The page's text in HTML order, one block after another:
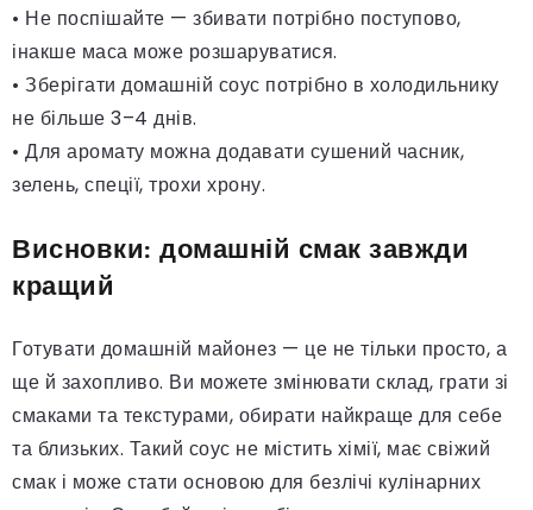
• Не поспішайте — збивати потрібно поступово,
інакше маса може розшаруватися.
• Зберігати домашній соус потрібно в холодильнику
не більше 3–4 днів.
• Для аромату можна додавати сушений часник,
зелень, спеції, трохи хрону.
Висновки: домашній смак завжди
кращий
Готувати домашній майонез — це не тільки просто, а
ще й захопливо. Ви можете змінювати склад, грати зі
смаками та текстурами, обирати найкраще для себе
та близьких. Такий соус не містить хімії, має свіжий
смак і може стати основою для безлічі кулінарних